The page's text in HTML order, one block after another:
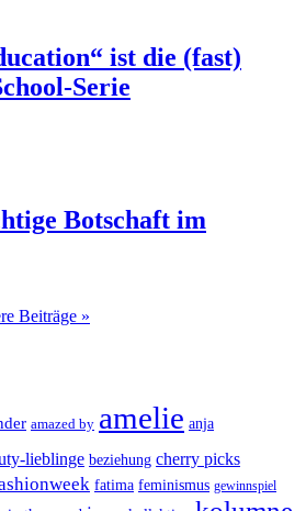
ist die (fast)
Serie
Botschaft im
Beiträge »
amazed by amelie anja
lieblinge beziehung cherry picks
fatima feminismus gewinnspiel